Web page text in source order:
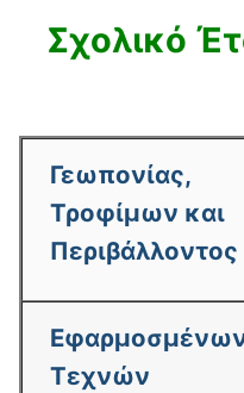
Σχολικό
Γεωπονίας,
Τροφίμων και
Περιβάλλοντος
Τεχνών